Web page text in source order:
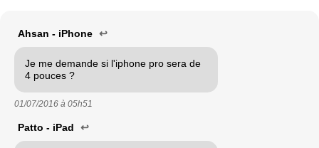
Ahsan - iPhone ↩
Je me demande si l'iphone pro sera de
4 pouces ?
01/07/2016 à 05h51
Patto - iPad ↩